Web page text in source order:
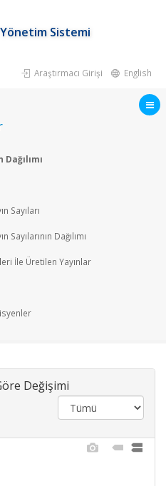
Sistemi
Araştırmacı Girişi English
Sayıları
Dağılımı
İle Üretilen Yayınlar
Değişimi